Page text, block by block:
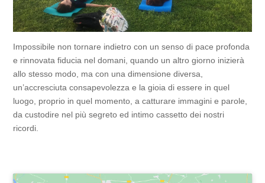
Impossibile non tornare indietro con un senso di pace profonda
e rinnovata fiducia nel domani, quando un altro giorno inizierà
allo stesso modo, ma con una dimensione diversa,
un’accresciuta consapevolezza e la gioia di essere in quel
luogo, proprio in quel momento, a catturare immagini e parole,
da custodire nel più segreto ed intimo cassetto dei nostri
ricordi.